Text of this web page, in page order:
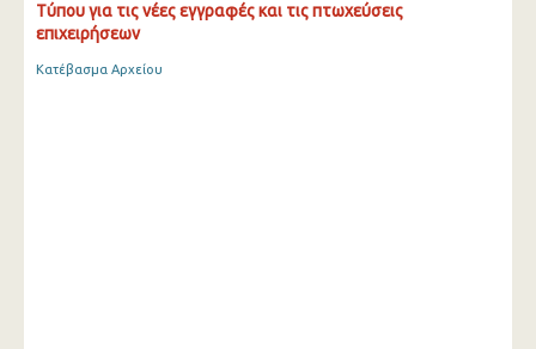
Τύπου για τις νέες εγγραφές και τις πτωχεύσεις
επιχειρήσεων
Κατέβασμα Αρχείου